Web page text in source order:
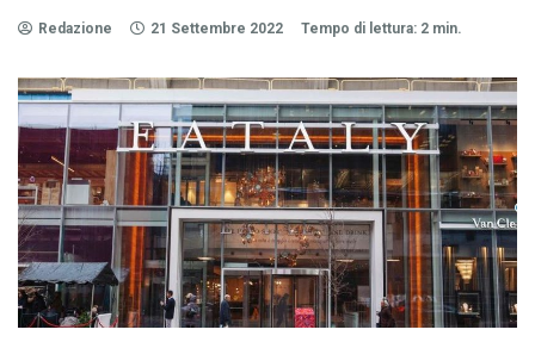
Redazione 21 Settembre 2022 Tempo di lettura: 2 min.